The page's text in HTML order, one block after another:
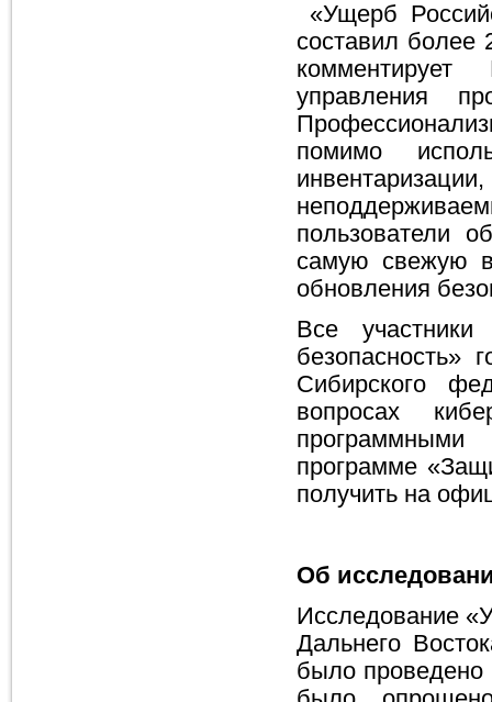
«Ущерб
составил
комментирует
управления
помимо
пользователи
самую свежую
обновления
Все
безопасность»
Сибирского
вопросах
программе
получить на
Об
Исследование
Дальнего
было проведено